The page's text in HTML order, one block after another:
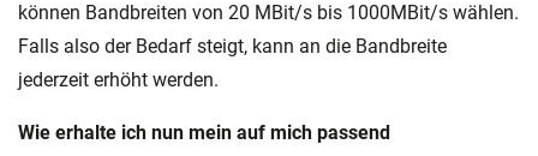
können Bandbreiten von 20 MBit/s bis 1000MBit/s wählen.
Falls also der Bedarf steigt, kann an die Bandbreite
jederzeit erhöht werden.
Wie erhalte ich nun mein auf mich passend